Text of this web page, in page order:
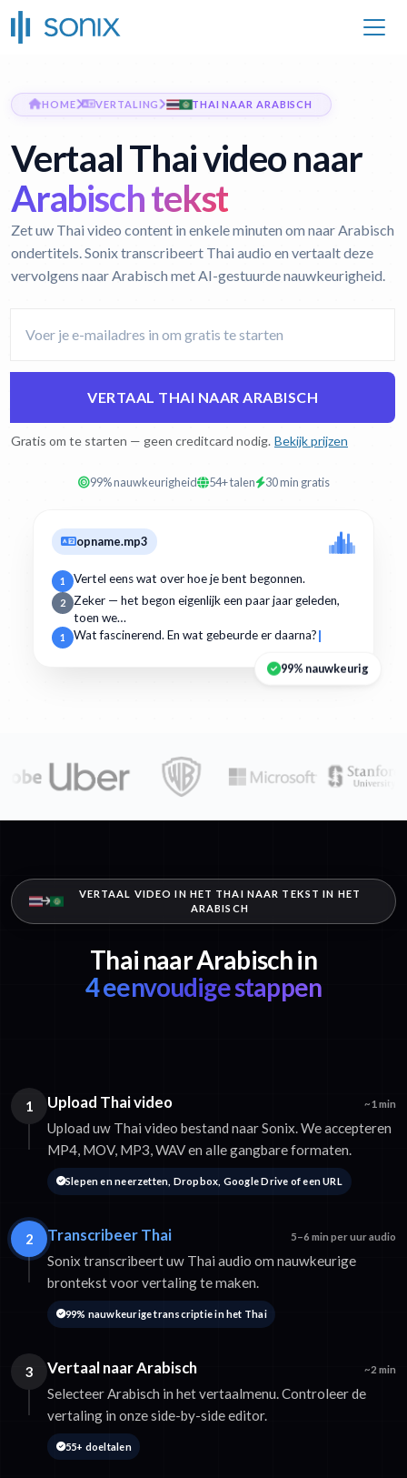
HOME VERTALING THAI NAAR ARABISCH
Vertaal Thai video naar
Arabisch tekst
Zet uw Thai video content in enkele minuten om naar Arabisch
ondertitels. Sonix transcribeert Thai audio en vertaalt deze
vervolgens naar Arabisch met AI-gestuurde nauwkeurigheid.
VERTAAL THAI NAAR ARABISCH
Gratis om te starten — geen creditcard nodig. Bekijk prijzen
99% nauwkeurigheid 54+ talen 30 min gratis
opname.mp3
1 Vertel eens wat over hoe je bent begonnen.
2
Zeker — het begon eigenlijk een paar jaar geleden,
toen we…
1 Wat fascinerend. En wat gebeurde er daarna?
99% nauwkeurig
VERTAAL VIDEO IN HET THAI NAAR TEKST IN HET
ARABISCH
Thai naar Arabisch in
4 eenvoudige stappen
1 Upload Thai video ~1 min
Upload uw Thai video bestand naar Sonix. We accepteren
MP4, MOV, MP3, WAV en alle gangbare formaten.
Slepen en neerzetten, Dropbox, Google Drive of een URL
2 Transcribeer Thai 5–6 min per uur audio
Sonix transcribeert uw Thai audio om nauwkeurige
brontekst voor vertaling te maken.
99% nauwkeurige transcriptie in het Thai
3 Vertaal naar Arabisch ~2 min
Selecteer Arabisch in het vertaalmenu. Controleer de
vertaling in onze side-by-side editor.
55+ doeltalen